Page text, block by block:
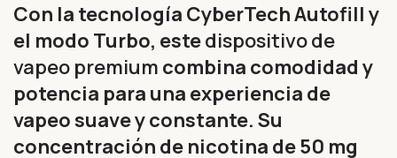
Con la tecnología CyberTech Autofill y
el modo Turbo, estedispositivo de
vapeo premium combina comodidad y
potencia para una experiencia de
vapeo suave y constante. Su
concentración de nicotina de 50 mg